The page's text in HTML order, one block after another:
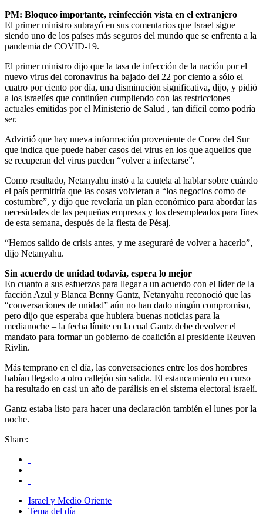
PM: Bloqueo importante, reinfección vista en el extranjero
El primer ministro subrayó en sus comentarios que Israel sigue
siendo uno de los países más seguros del mundo que se enfrenta a la
pandemia de COVID-19.
El primer ministro dijo que la tasa de infección de la nación por el
nuevo virus del coronavirus ha bajado del 22 por ciento a sólo el
cuatro por ciento por día, una disminución significativa, dijo, y pidió
a los israelíes que continúen cumpliendo con las restricciones
actuales emitidas por el Ministerio de Salud , tan difícil como podría
ser.
Advirtió que hay nueva información proveniente de Corea del Sur
que indica que puede haber casos del virus en los que aquellos que
se recuperan del virus pueden “volver a infectarse”.
Como resultado, Netanyahu instó a la cautela al hablar sobre cuándo
el país permitiría que las cosas volvieran a “los negocios como de
costumbre”, y dijo que revelaría un plan económico para abordar las
necesidades de las pequeñas empresas y los desempleados para fines
de esta semana, después de la fiesta de Pésaj.
“Hemos salido de crisis antes, y me aseguraré de volver a hacerlo”,
dijo Netanyahu.
Sin acuerdo de unidad todavía, espera lo mejor
En cuanto a sus esfuerzos para llegar a un acuerdo con el líder de la
facción Azul y Blanca Benny Gantz, Netanyahu reconoció que las
“conversaciones de unidad” aún no han dado ningún compromiso,
pero dijo que esperaba que hubiera buenas noticias para la
medianoche – la fecha límite en la cual Gantz debe devolver el
mandato para formar un gobierno de coalición al presidente Reuven
Rivlin.
Más temprano en el día, las conversaciones entre los dos hombres
habían llegado a otro callejón sin salida. El estancamiento en curso
ha resultado en casi un año de parálisis en el sistema electoral israelí.
Gantz estaba listo para hacer una declaración también el lunes por la
noche.
Share:
Israel y Medio Oriente
Tema del día